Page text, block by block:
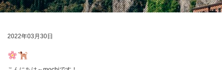
2022年03月30日